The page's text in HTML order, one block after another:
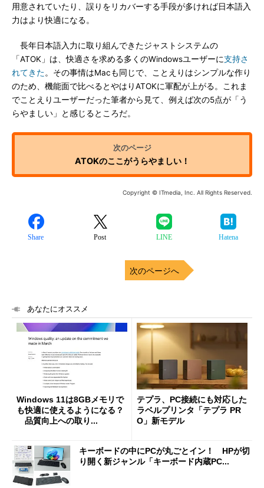
用意されていたり、誤りをリカバーする手段が多ければ日本語入
力はより快適になる。
長年日本語入力に取り組んできたジャストシステムの
「ATOK」は、快適さを求める多くのWindowsユーザーに支持さ
れてきた。その事情はMacも同じで、ことえりはシンプルな作り
のため、機能面で比べるとやはりATOKに軍配が上がる。これま
でことえりユーザーだった筆者から見て、例えば次の5点が「う
らやましい」と感じるところだ。
ATOKのここがうらやましい！
Copyright © ITmedia, Inc. All Rights Reserved.
Share Post LINE Hatena
次のページへ
あなたにオススメ
Windows 11は8GBメモリで
も快適に使えるようになる？
品質向上への取り...
テプラ、PC接続にも対応した
ラベルプリンタ「テプラ PR
O」新モデル
キーボードの中にPCが丸ごとイン！ HPが切
り開く新ジャンル「キーボード内蔵PC...